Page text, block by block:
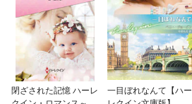
閉ざされた記憶 ハーレ
一目ぼれなんて【ハー